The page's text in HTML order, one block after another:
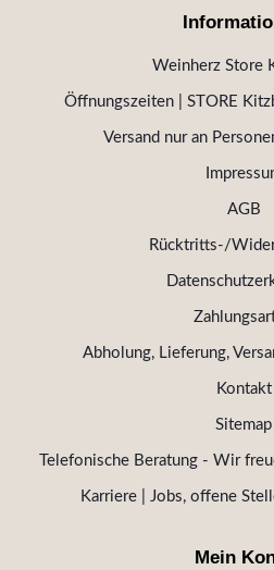
Weinherz Store
Öffnungszeiten | STORE
Versand nur an
AGB
Rücktritts-/
Abholung, Lieferung,
Kontakt
Sitemap
Telefonische Beratung - Wir
Karriere | Jobs, offene
Mein